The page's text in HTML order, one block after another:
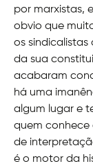
por marxistas,
obvio que
os
da sua
acabaram
há uma
algum lugar e
quem
de
é o motor da